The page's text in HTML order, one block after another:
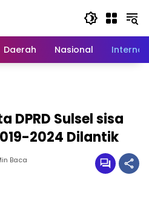
Daerah Nasional
DPRD Sulsel sisa
2024 Dilantik
Baca